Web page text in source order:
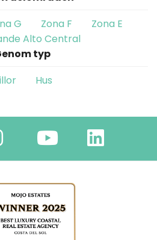
G Zona F
Zona E
Alto Central
typ
Hus